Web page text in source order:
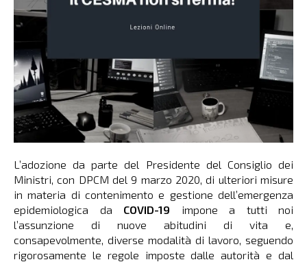
L’adozione da parte del Presidente del Consiglio dei
Ministri, con DPCM del 9 marzo 2020, di ulteriori misure
in materia di contenimento e gestione dell’emergenza
epidemiologica da COVID-19 impone a tutti noi
l’assunzione di nuove abitudini di vita e,
consapevolmente, diverse modalità di lavoro, seguendo
rigorosamente le regole imposte dalle autorità e dal